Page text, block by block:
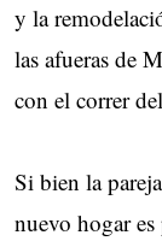
y la
las afueras de
con el correr
Si bien la
nuevo hogar